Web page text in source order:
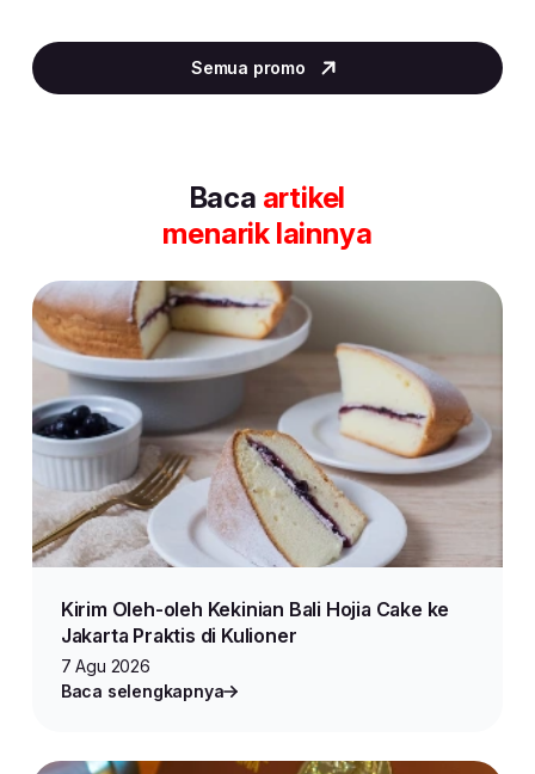
2
of
Semua promo
Baca artikel
menarik lainnya
Kirim Oleh-oleh Kekinian Bali Hojia Cake ke
Jakarta Praktis di Kulioner
7 Agu 2026
Baca selengkapnya